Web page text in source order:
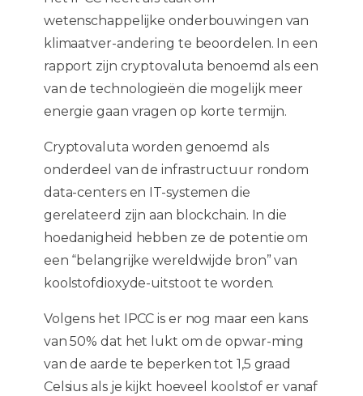
wetenschappelijke onderbouwingen van
klimaatver-andering te beoordelen. In een
rapport zijn cryptovaluta benoemd als een
van de technologieën die mogelijk meer
energie gaan vragen op korte termijn.
Cryptovaluta worden genoemd als
onderdeel van de infrastructuur rondom
data-centers en IT-systemen die
gerelateerd zijn aan blockchain. In die
hoedanigheid hebben ze de potentie om
een “belangrijke wereldwijde bron” van
koolstofdioxyde-uitstoot te worden.
Volgens het IPCC is er nog maar een kans
van 50% dat het lukt om de opwar-ming
van de aarde te beperken tot 1,5 graad
Celsius als je kijkt hoeveel koolstof er vanaf